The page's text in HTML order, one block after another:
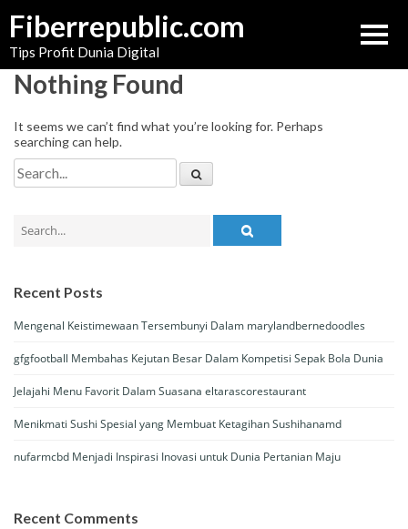
content
Fiberrepublic.com
Tips Profit Dunia Digital
Nothing Found
It seems we can’t find what you’re looking for. Perhaps
searching can help.
Search
for:
for:
Recent Posts
Mengenal Keistimewaan Tersembunyi Dalam marylandbernedoodles
gfgfootball Membahas Kejutan Besar Dalam Kompetisi Sepak Bola Dunia
Jelajahi Menu Favorit Dalam Suasana eltarascorestaurant
Menikmati Sushi Spesial yang Membuat Ketagihan Sushihanamd
nufarmcbd Menjadi Inspirasi Inovasi untuk Dunia Pertanian Maju
Recent Comments